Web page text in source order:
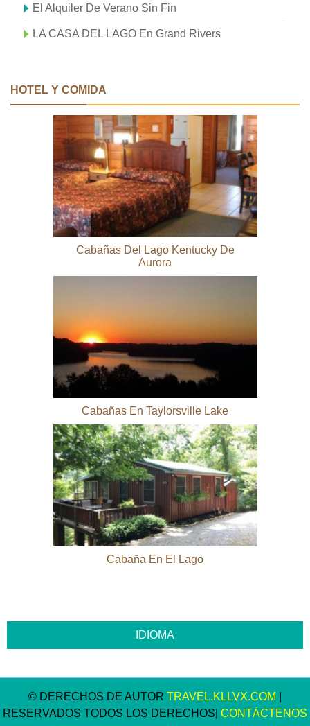
El Alquiler De Verano Sin Fin
LA CASA DEL LAGO En Grand Rivers
HOTEL Y COMIDA
Cabañas Del Lago Kentucky De
Aurora
Cabañas En Taylorsville Lake
Cabaña En El Lago
© DERECHOS DE AUTOR TRAVEL.KLLVX.COM
RESERVADOS TODOS LOS DERECHOS| CONTÁCTENOS